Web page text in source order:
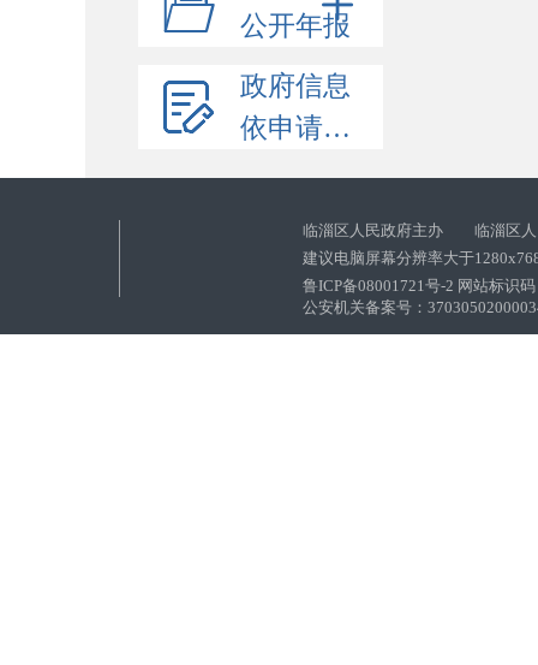
公开年报
政府信息
依申请公开
临淄区人民政府主办 临淄区人
建议电脑屏幕分辨率大于
鲁ICP备08001721号-2 网站标识
公安机关备案号：